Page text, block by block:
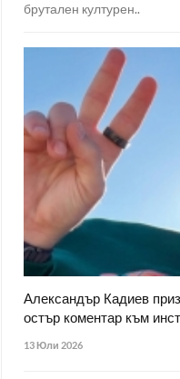
брутален културен..
Александър Кадиев
остър коментар към
13 Юли 2026